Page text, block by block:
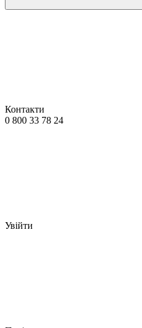
Контакти
0 800 33 78 24
Увійти